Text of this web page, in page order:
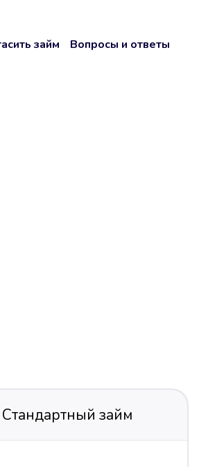
займ Вопросы и ответы
Стандартный займ